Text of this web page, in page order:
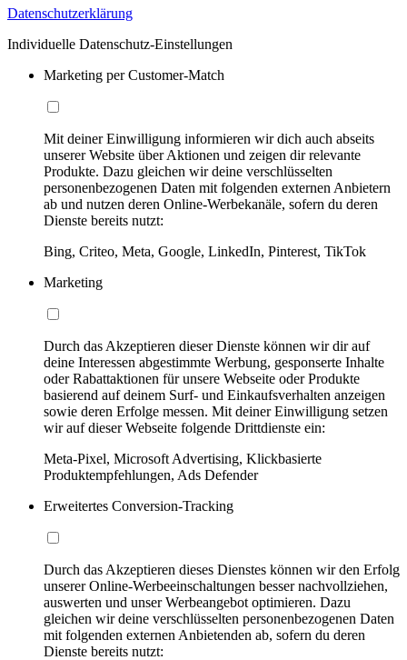
Datenschutzerklärung
Individuelle Datenschutz-Einstellungen
Marketing per Customer-Match
Mit deiner Einwilligung informieren wir dich auch abseits
unserer Website über Aktionen und zeigen dir relevante
Produkte. Dazu gleichen wir deine verschlüsselten
personenbezogenen Daten mit folgenden externen Anbietern
ab und nutzen deren Online-Werbekanäle, sofern du deren
Dienste bereits nutzt:
Bing, Criteo, Meta, Google, LinkedIn, Pinterest, TikTok
Marketing
Durch das Akzeptieren dieser Dienste können wir dir auf
deine Interessen abgestimmte Werbung, gesponserte Inhalte
oder Rabattaktionen für unsere Webseite oder Produkte
basierend auf deinem Surf- und Einkaufsverhalten anzeigen
sowie deren Erfolge messen. Mit deiner Einwilligung setzen
wir auf dieser Webseite folgende Drittdienste ein:
Meta-Pixel, Microsoft Advertising, Klickbasierte
Produktempfehlungen, Ads Defender
Erweitertes Conversion-Tracking
Durch das Akzeptieren dieses Dienstes können wir den Erfolg
unserer Online-Werbeeinschaltungen besser nachvollziehen,
auswerten und unser Werbeangebot optimieren. Dazu
gleichen wir deine verschlüsselten personenbezogenen Daten
mit folgenden externen Anbietenden ab, sofern du deren
Dienste bereits nutzt: